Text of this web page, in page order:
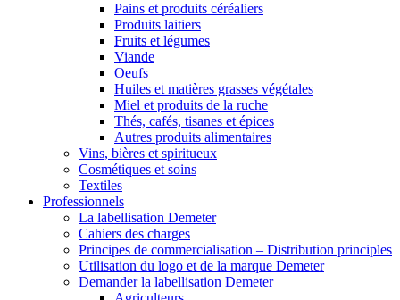
Pains et produits céréaliers
Produits laitiers
Fruits et légumes
Viande
Oeufs
Huiles et matières grasses végétales
Miel et produits de la ruche
Thés, cafés, tisanes et épices
Autres produits alimentaires
Vins, bières et spiritueux
Cosmétiques et soins
Textiles
Professionnels
La labellisation Demeter
Cahiers des charges
Principes de commercialisation – Distribution principles
Utilisation du logo et de la marque Demeter
Demander la labellisation Demeter